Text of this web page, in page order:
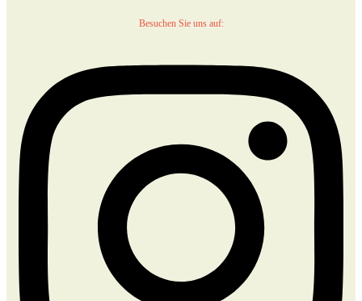
Besuchen Sie uns auf: